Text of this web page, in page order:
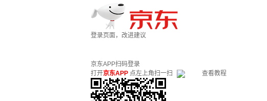
登录页面，改进建议
京东APP扫码登录
打开京东APP 点左上角扫一扫 查看教程